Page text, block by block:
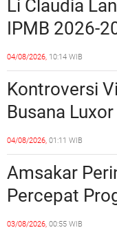
Polda Kepri
Tempat?
Li Claudia
IPMB 2026-
Perkuat
Sinergi
Batam
04/08/2026, 10:14 WIB
Kontroversi
Busana
Barelang Usut
Unsur
04/08/2026, 01:11 WIB
Amsakar
Percepat
Prioritas,
03/08/2026, 00:55 WIB